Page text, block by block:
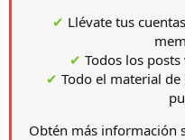
✔ Llévate tus cuentas
✔ Todos los
✔ Todo el material
Obtén más información